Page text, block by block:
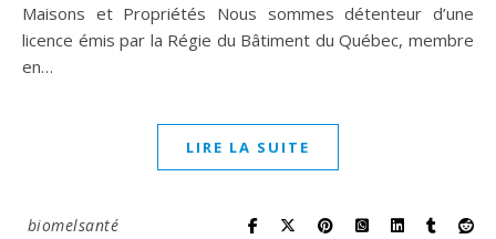
Maisons et Propriétés Nous sommes détenteur d’une
licence émis par la Régie du Bâtiment du Québec, membre
en…
LIRE LA SUITE
biomelsanté